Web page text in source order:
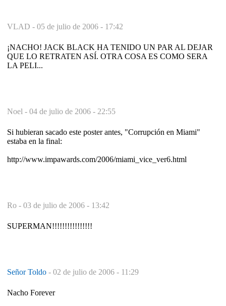
VLAD - 05 de julio de 2006 - 17:42
¡NACHO! JACK BLACK HA TENIDO UN PAR AL DEJAR
QUE LO RETRATEN ASÍ. OTRA COSA ES COMO SERA
LA PELI...
Noel - 04 de julio de 2006 - 22:55
Si hubieran sacado este poster antes, "Corrupción en Miami"
estaba en la final:
http://www.impawards.com/2006/miami_vice_ver6.html
Ro - 03 de julio de 2006 - 13:42
SUPERMAN!!!!!!!!!!!!!!!!
Señor Toldo - 02 de julio de 2006 - 11:29
Nacho Forever